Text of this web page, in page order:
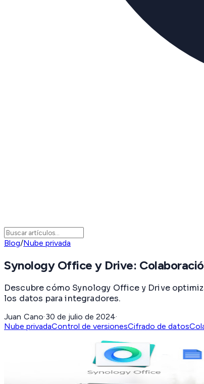
Blog/Nube privada
Synology Office y Drive:
Descubre cómo Synology Office y Drive
los datos para integradores.
Juan Cano·30 de julio de 2024·
Nube privadaControl de versionesCifrado de datos